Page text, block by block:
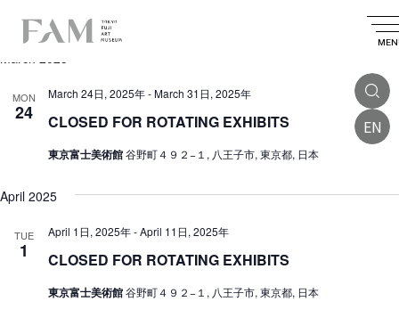
EN
e
e
E
v
n
t
V
L
i
t
2025.03.24 - 2025.09.16
lMarch 2025
MON
24 CLOSED FOR ROTATING EXHIBITS
March 24日, 2025年-March 31日, 2025年
東京富士美術館谷野町４９２−１, 八王子市, 東京都, 日本
April 2025
TUE
1 CLOSED FOR ROTATING EXHIBITS
April 1日, 2025年-April 11日, 2025年
東京富士美術館谷野町４９２−１, 八王子市, 東京都, 日本